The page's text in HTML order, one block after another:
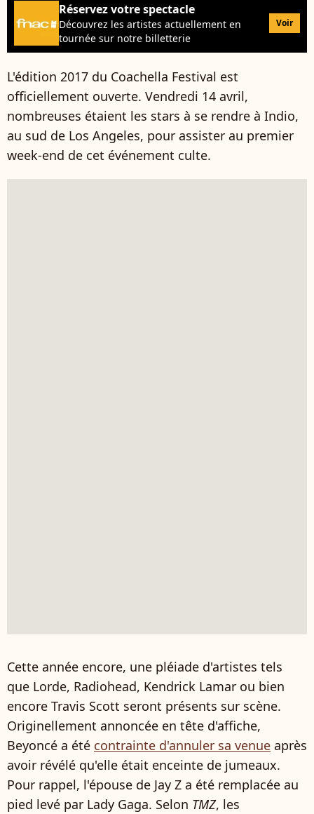
Réservez votre spectacle
Découvrez les artistes actuellement en
tournée sur notre billetterie
Voir
L'édition 2017 du Coachella Festival est
officiellement ouverte. Vendredi 14 avril,
nombreuses étaient les stars à se rendre à Indio,
au sud de Los Angeles, pour assister au premier
week-end de cet événement culte.
Cette année encore, une pléiade d'artistes tels
que Lorde, Radiohead, Kendrick Lamar ou bien
encore Travis Scott seront présents sur scène.
Originellement annoncée en tête d'affiche,
Beyoncé a été contrainte d'annuler sa venue après
avoir révélé qu'elle était enceinte de jumeaux.
Pour rappel, l'épouse de Jay Z a été remplacée au
pied levé par Lady Gaga. Selon TMZ, les